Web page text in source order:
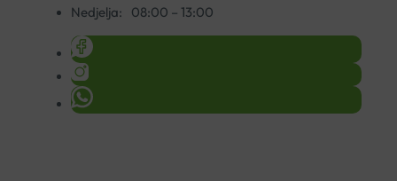
Nedjelja:
08:00 – 13:00